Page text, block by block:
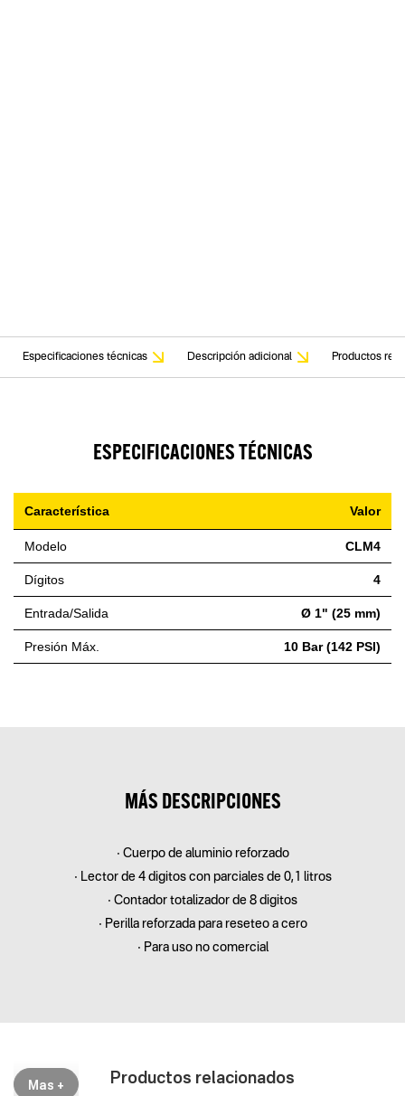
Especificaciones técnicas Descripción adicional Productos
ESPECIFICACIONES TÉCNICAS
Característica Valor
Modelo CLM4
Dígitos 4
Entrada/Salida Ø 1" (25 mm)
Presión Máx. 10 Bar (142 PSI)
MÁS DESCRIPCIONES
• Cuerpo de aluminio reforzado
• Lector de 4 digitos con parciales de 0,1 litros
• Contador totalizador de 8 digitos
• Perilla reforzada para reseteo a cero
• Para uso no comercial
Mas + Productos relacionados